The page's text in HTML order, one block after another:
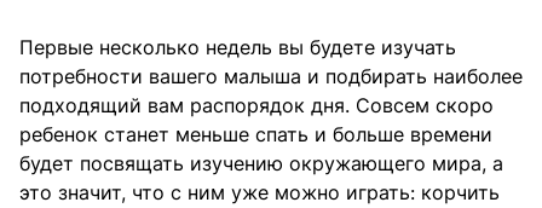
Первые несколько недель вы будете изучать
потребности вашего малыша и подбирать наиболее
подходящий вам распорядок дня. Совсем скоро
ребенок станет меньше спать и больше времени
будет посвящать изучению окружающего мира, а
это значит, что с ним уже можно играть: корчить